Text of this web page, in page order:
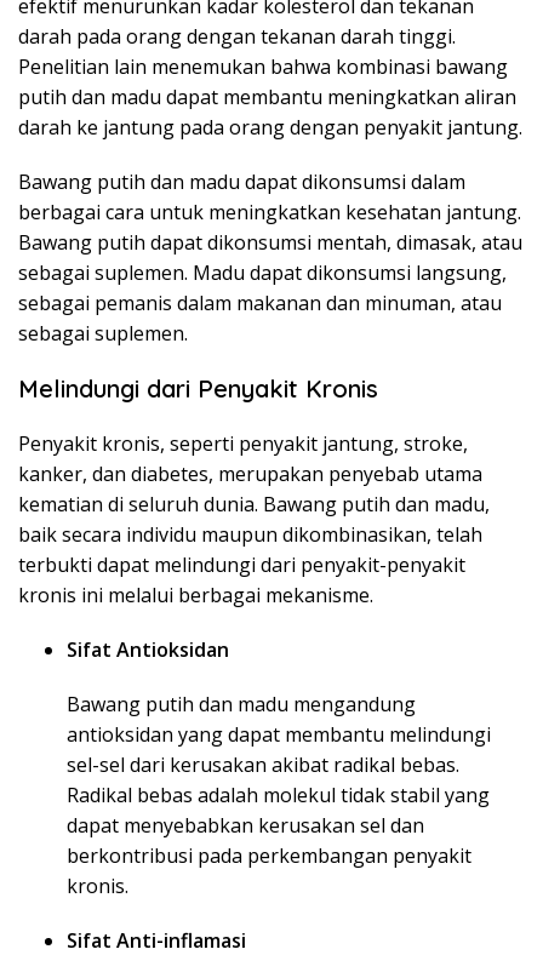
efektif menurunkan kadar kolesterol dan tekanan
darah pada orang dengan tekanan darah tinggi.
Penelitian lain menemukan bahwa kombinasi bawang
putih dan madu dapat membantu meningkatkan aliran
darah ke jantung pada orang dengan penyakit jantung.
Bawang putih dan madu dapat dikonsumsi dalam
berbagai cara untuk meningkatkan kesehatan jantung.
Bawang putih dapat dikonsumsi mentah, dimasak, atau
sebagai suplemen. Madu dapat dikonsumsi langsung,
sebagai pemanis dalam makanan dan minuman, atau
sebagai suplemen.
Melindungi dari Penyakit Kronis
Penyakit kronis, seperti penyakit jantung, stroke,
kanker, dan diabetes, merupakan penyebab utama
kematian di seluruh dunia. Bawang putih dan madu,
baik secara individu maupun dikombinasikan, telah
terbukti dapat melindungi dari penyakit-penyakit
kronis ini melalui berbagai mekanisme.
Sifat Antioksidan
Bawang putih dan madu mengandung
antioksidan yang dapat membantu melindungi
sel-sel dari kerusakan akibat radikal bebas.
Radikal bebas adalah molekul tidak stabil yang
dapat menyebabkan kerusakan sel dan
berkontribusi pada perkembangan penyakit
kronis.
Sifat Anti-inflamasi